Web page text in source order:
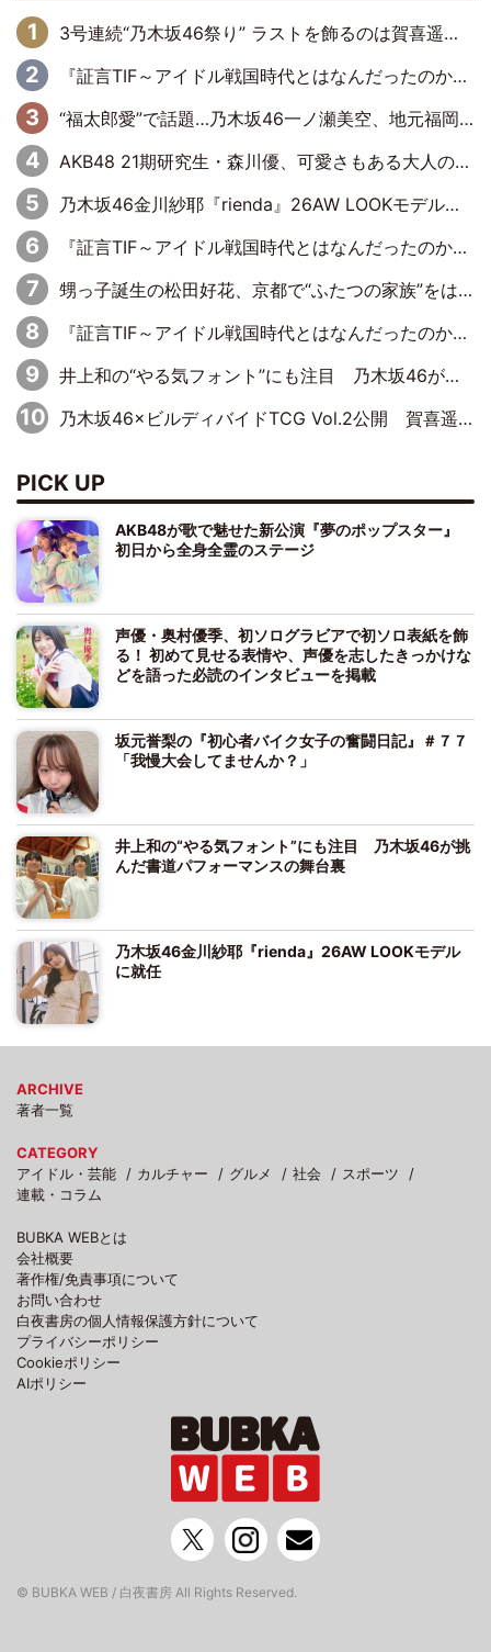
3号連続“乃木坂46祭り” ラストを飾るのは賀喜遥香…5年ぶりの登場に「5年分大人になった私を見ていただけたら」
『証言TIF～アイドル戦国時代とはなんだったのか～』第6回：でんぱ組.inc・古川未鈴×相沢梨紗「『ハロプロやりたかったな』って言ったら、夢眠ねむさんに『てめえはでんぱ組．incなんだよ！』って肩パンされて(笑)」
“福太郎愛”で話題…乃木坂46一ノ瀬美空、地元福岡『めんべい25周年トップサポーター』に就任
AKB48 21期研究生・森川優、可愛さもある大人の女性に
乃木坂46金川紗耶『rienda』26AW LOOKモデルに就任
『証言TIF～アイドル戦国時代とはなんだったのか～』第11回：私立恵比寿中学・真山りか×安本彩花「TIFで10年ぶりのキョンシーメイクをしたら、場を完全に引かせてしまって。時代が変わったんだなって」
甥っ子誕生の松田好花、京都で“ふたつの家族”をはしご！ “母”黒谷友香に見送られ、“父”松岡昌宏とはハシゴ酒
『証言TIF～アイドル戦国時代とはなんだったのか～』第10回：さくら学院・武藤彩未×飯田らうら「正直、中3で辞めるというのを信じてなくて。そう言われてはいたけど、嘘でしょって」
井上和の“やる気フォント”にも注目 乃木坂46が挑んだ書道パフォーマンスの舞台裏
乃木坂46×ビルディバイドTCG Vol.2公開 賀喜遥香＆田村真佑が『京まふ』ステージに登壇
PICK UP
AKB48が歌で魅せた新公演『夢のポップスター』
初日から全身全霊のステージ
声優・奥村優季、初ソログラビアで初ソロ表紙を飾
る！ 初めて見せる表情や、声優を志したきっかけな
どを語った必読のインタビューを掲載
坂元誉梨の『初心者バイク女子の奮闘日記』＃７７
「我慢大会してませんか？」
井上和の“やる気フォント”にも注目 乃木坂46が挑
んだ書道パフォーマンスの舞台裏
乃木坂46金川紗耶『rienda』26AW LOOKモデル
に就任
ARCHIVE
著者一覧
CATEGORY
アイドル・芸能
カルチャー グルメ 社会
スポーツ
連載・コラム
BUBKA WEBとは
会社概要
著作権/免責事項について
お問い合わせ
白夜書房の個人情報保護方針について
プライバシーポリシー
Cookieポリシー
AIポリシー
© BUBKA WEB / 白夜書房 All Rights Reserved.